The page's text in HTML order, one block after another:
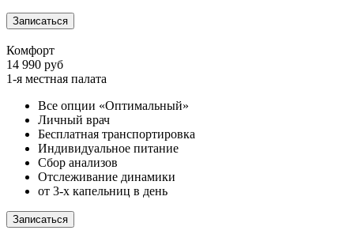
Записаться
Комфорт
14 990 руб
1-я местная палата
Все опции «Оптимальный»
Личный врач
Бесплатная транспортировка
Индивидуальное питание
Сбор анализов
Отслеживание динамики
от 3-х капельниц в день
Записаться